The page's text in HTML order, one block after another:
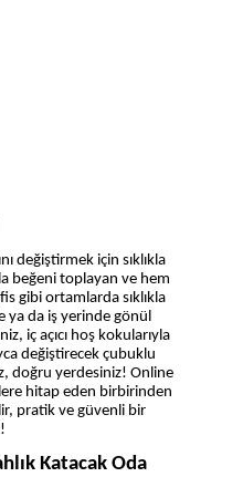
değiştirmek için sıklıkla
beğeni toplayan ve hem
gibi ortamlarda sıklıkla
ya da iş yerinde gönül
iç açıcı hoş kokularıyla
değiştirecek çubuklu
doğru yerdesiniz! Online
hitap eden birbirinden
pratik ve güvenli bir
Katacak Oda